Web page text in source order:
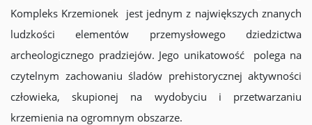
Kompleks Krzemionek jest jednym z największych znanych
ludzkości elementów przemysłowego dziedzictwa
archeologicznego pradziejów. Jego unikatowość polega na
czytelnym zachowaniu śladów prehistorycznej aktywności
człowieka, skupionej na wydobyciu i przetwarzaniu
krzemienia na ogromnym obszarze.